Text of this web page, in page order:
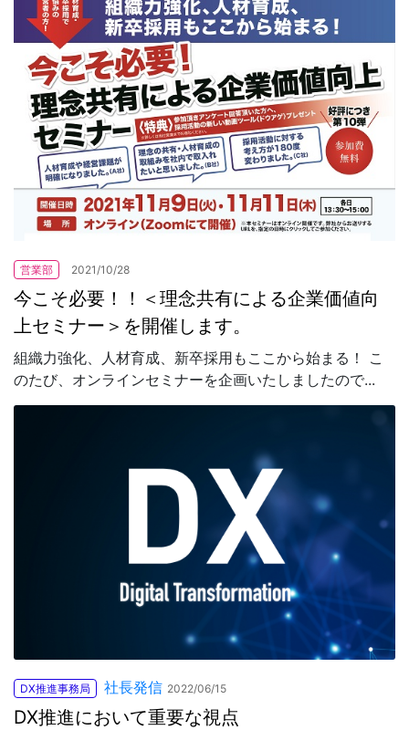
営業部 2021/10/28
今こそ必要！！＜理念共有による企業価値向
上セミナー＞を開催します。
組織力強化、人材育成、新卒採用もここから始まる！ こ
のたび、オンラインセミナーを企画いたしましたので...
DX推進事務局 社長発信 2022/06/15
DX推進において重要な視点